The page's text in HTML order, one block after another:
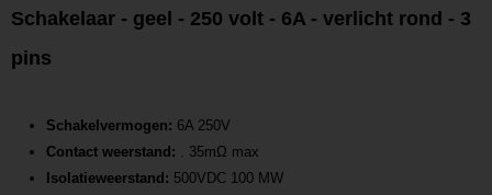
Productcode leverancier
Schakelaar - geel - 250 volt - 6A - verlicht rond - 3
pins
Schakelvermogen: 6A 250V
Contact weerstand: . 35mΩ max
Isolatieweerstand: 500VDC 100 MW